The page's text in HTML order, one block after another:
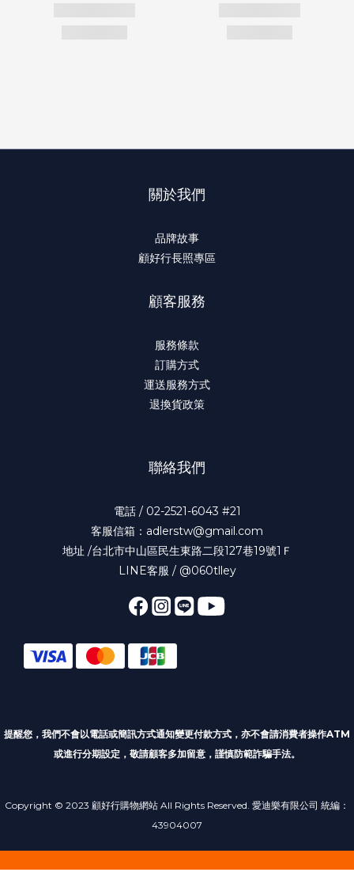
關於我們
品牌故事
顧好行長照專區
顧客服務
服務條款
訂購方式
運送服務方式
退換貨政策
聯絡我們
電話 / 02-2521-6043 #21
客服信箱：adlerstw@gmail.com
地址 /台北市中山區民生東路二段127巷19號1Ｆ
LINE客服 / @060tlley
提醒您，我們不會以電話或簡訊方式通知變更付款方式 ，亦不會請消費者操作ATM
或進行分期設定，敬請顧客多加留意，謹慎防範詐騙手法。
Copyright © 2023 顧好行購物網站 All Rights Reserved. 愛迪樂有限公司 統編：
43904007